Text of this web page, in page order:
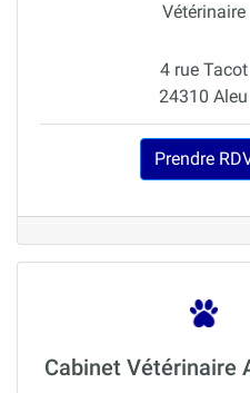
Vétérinaire
4 rue Tacot
24310 Aleu
Prendre
Cabinet Vétérinaire